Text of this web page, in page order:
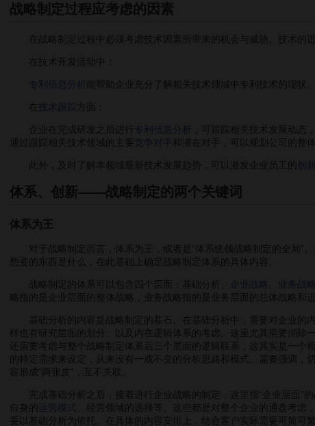
战略制定过程应考虑的因素
在战略制定过程中必须考虑技术因素所带来的机会与威胁。技术的
在技术开发活动中：
专利信息分析 能帮助企业充分了解相关技术领域中专利技术的现状
在 技术跟踪 方面：
企业在完成研发之后进行 专利信息分析 ，可跟踪相关技术发展动态，
通过跟踪相关技术领域的主要
竞争对手 和潜在对手，可以规划公司的整体
此外，及时了解本领域最新技术发展趋势，可以激发企业员工的 创
体系、创新――战略制定的两个关键词
体系为王
对于战略制定而言，体系为王，或者是“体系统领战略制定的全局”。
想要的东西是什么，在此基础上确定战略制定体系的具体内容。
战略制定的体系可以包含四个层面：基础分析、 企业战略 业务战略
略指的是企业层面的整体战略，业务战略指的是业务层面的总体战略和
基础分析的内容是战略制定的基石。在基础分析中，需要对企业的
样也有研究层面的划分、以及内在逻辑体系的考虑。这里尤其需要消除
还需要考虑与整个战略制定体系后三个层面的逻辑联系，这其实是一
的特定需求来设定，从来没有一成不变的分析思路和模式。需要强调，
容形成“两张皮”，互不关联。
完成基础分析之后，接着进行企业战略的制定，这里指“企业层面”的
自身的 运营模式
、经营领域的选择等。这些都是对整个企业的通盘考
要以基础分析为依托。在具体的内容安排上，结合客户实际需要可简